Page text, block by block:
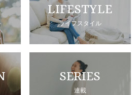
LIFESTYLE
ライフスタイル
SERIES
連載